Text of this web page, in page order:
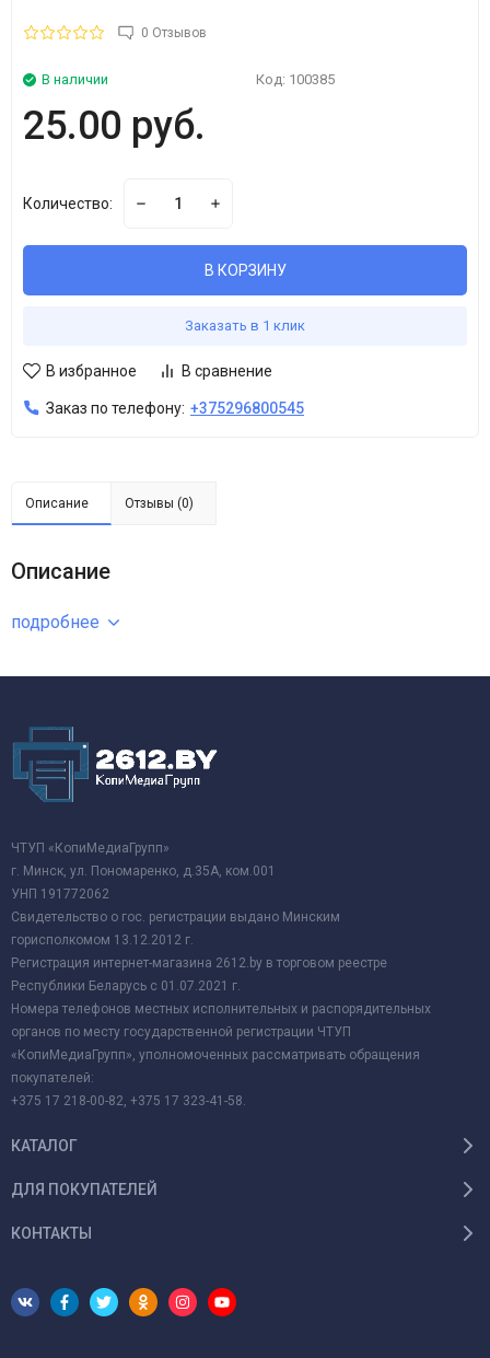
0 Отзывов
В наличии Код: 100385
25.00 руб.
Количество:
В КОРЗИНУ
Заказать в 1 клик
В избранное В сравнение
Заказ по телефону: +375296800545
Описание Отзывы (0)
Описание
подробнее
ЧТУП «КопиМедиаГрупп»
г. Минск, ул. Пономаренко, д.35А, ком.001
УНП 191772062
Свидетельство о гос. регистрации выдано Минским
горисполкомом 13.12.2012 г.
Регистрация интернет-магазина 2612.by в торговом реестре
Республики Беларусь с 01.07.2021 г.
Номера телефонов местных исполнительных и распорядительных
органов по месту государственной регистрации ЧТУП
«КопиМедиаГрупп», уполномоченных рассматривать обращения
покупателей:
+375 17 218-00-82, +375 17 323-41-58.
КАТАЛОГ
ДЛЯ ПОКУПАТЕЛЕЙ
КОНТАКТЫ